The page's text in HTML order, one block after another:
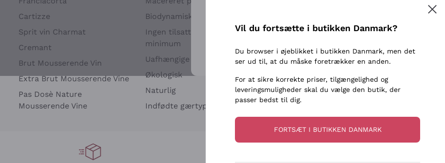
Cartizze
Sprit vin Charmat
Cremant
Brut Mousserende Vin
Extra Brut Mousserende Vine
Pas Dosè Nature
Mousserende Vine
Biodynamisk
Ingen tilsatte sulfitter eller
minimum
Uafhængige Vinavlere
Økologisk
Naturlig
Indfødte gærtyper
Biondi Santi
Franz Haas
Argiolas
Zenato
Ca' dei Frati
Ribolla Gialla
Sauvignon
Tilmeld
For flere oplysninger, læs voresPrivatlivspolitik
Vil du fortsætte i butikken Danmark?
Du browser i øjeblikket i butikken Danmark, men det
ser ud til, at du måske foretrækker en anden.
For at sikre korrekte priser, tilgængelighed og
leveringsmuligheder skal du vælge den butik, der
passer bedst til dig.
FORTSÆT I BUTIKKEN DANMARK